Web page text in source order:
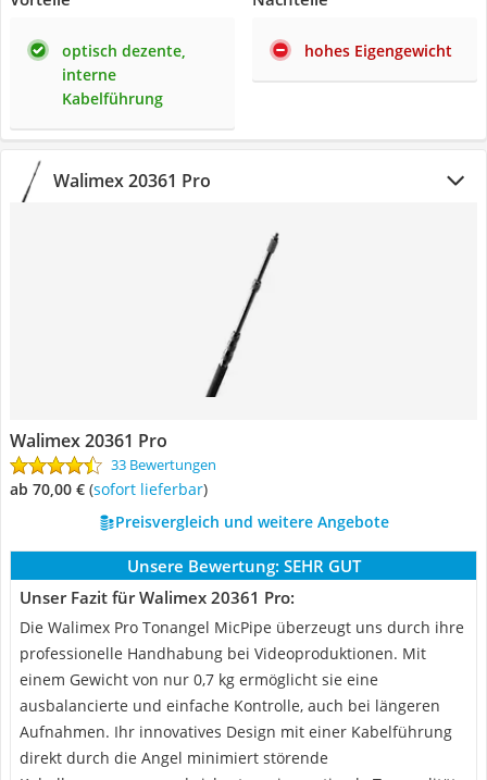
optisch dezente,
interne
Kabelführung
hohes Eigengewicht
Walimex 20361 Pro
Walimex 20361 Pro
33 Bewertungen
ab 70,00 € ( Sofort lieferbar)
Preisvergleich und weitere Angebote
Unsere Bewertung: SEHR GUT
Unser Fazit für Walimex 20361 Pro:
Die Walimex Pro Tonangel MicPipe überzeugt uns durch ihre
professionelle Handhabung bei Videoproduktionen. Mit
einem Gewicht von nur 0,7 kg ermöglicht sie eine
ausbalancierte und einfache Kontrolle, auch bei längeren
Aufnahmen. Ihr innovatives Design mit einer Kabelführung
direkt durch die Angel minimiert störende